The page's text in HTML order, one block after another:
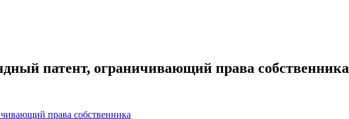
патент, ограничивающий права собственника
права собственника